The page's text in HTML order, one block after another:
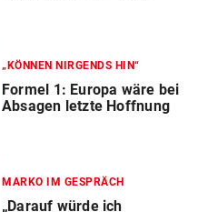
„KÖNNEN NIRGENDS HIN“
Formel 1: Europa wäre bei
Absagen letzte Hoffnung
MARKO IM GESPRÄCH
„Darauf würde ich